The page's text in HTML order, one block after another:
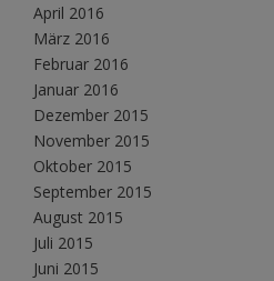
April 2016
März 2016
Februar 2016
Januar 2016
Dezember 2015
November 2015
Oktober 2015
September 2015
August 2015
Juli 2015
Juni 2015